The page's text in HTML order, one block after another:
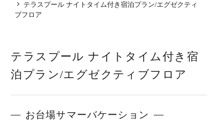
テラスプール ナイトタイム付き宿泊プラン/エグゼクティ
ブフロア
テラスプール ナイトタイム付き宿
泊プラン/エグゼクティブフロア
お台場サマーバケーション